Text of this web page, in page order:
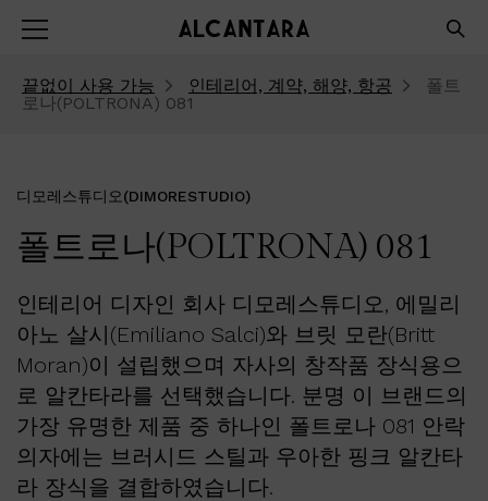
끝없이 사용 가능 인테리어, 계약, 해양, 항공
폴트
로나(POLTRONA) 081
디모레스튜디오(DIMORESTUDIO)
폴트로나(POLTRONA) 081
인테리어 디자인 회사 디모레스튜디오, 에밀리
아노 살시(Emiliano Salci)와 브릿 모란(Britt
Moran)이 설립했으며 자사의 창작품 장식용으
로 알칸타라를 선택했습니다. 분명 이 브랜드의
가장 유명한 제품 중 하나인 폴트로나 081 안락
의자에는 브러시드 스틸과 우아한 핑크 알칸타
라 장식을 결합하였습니다.